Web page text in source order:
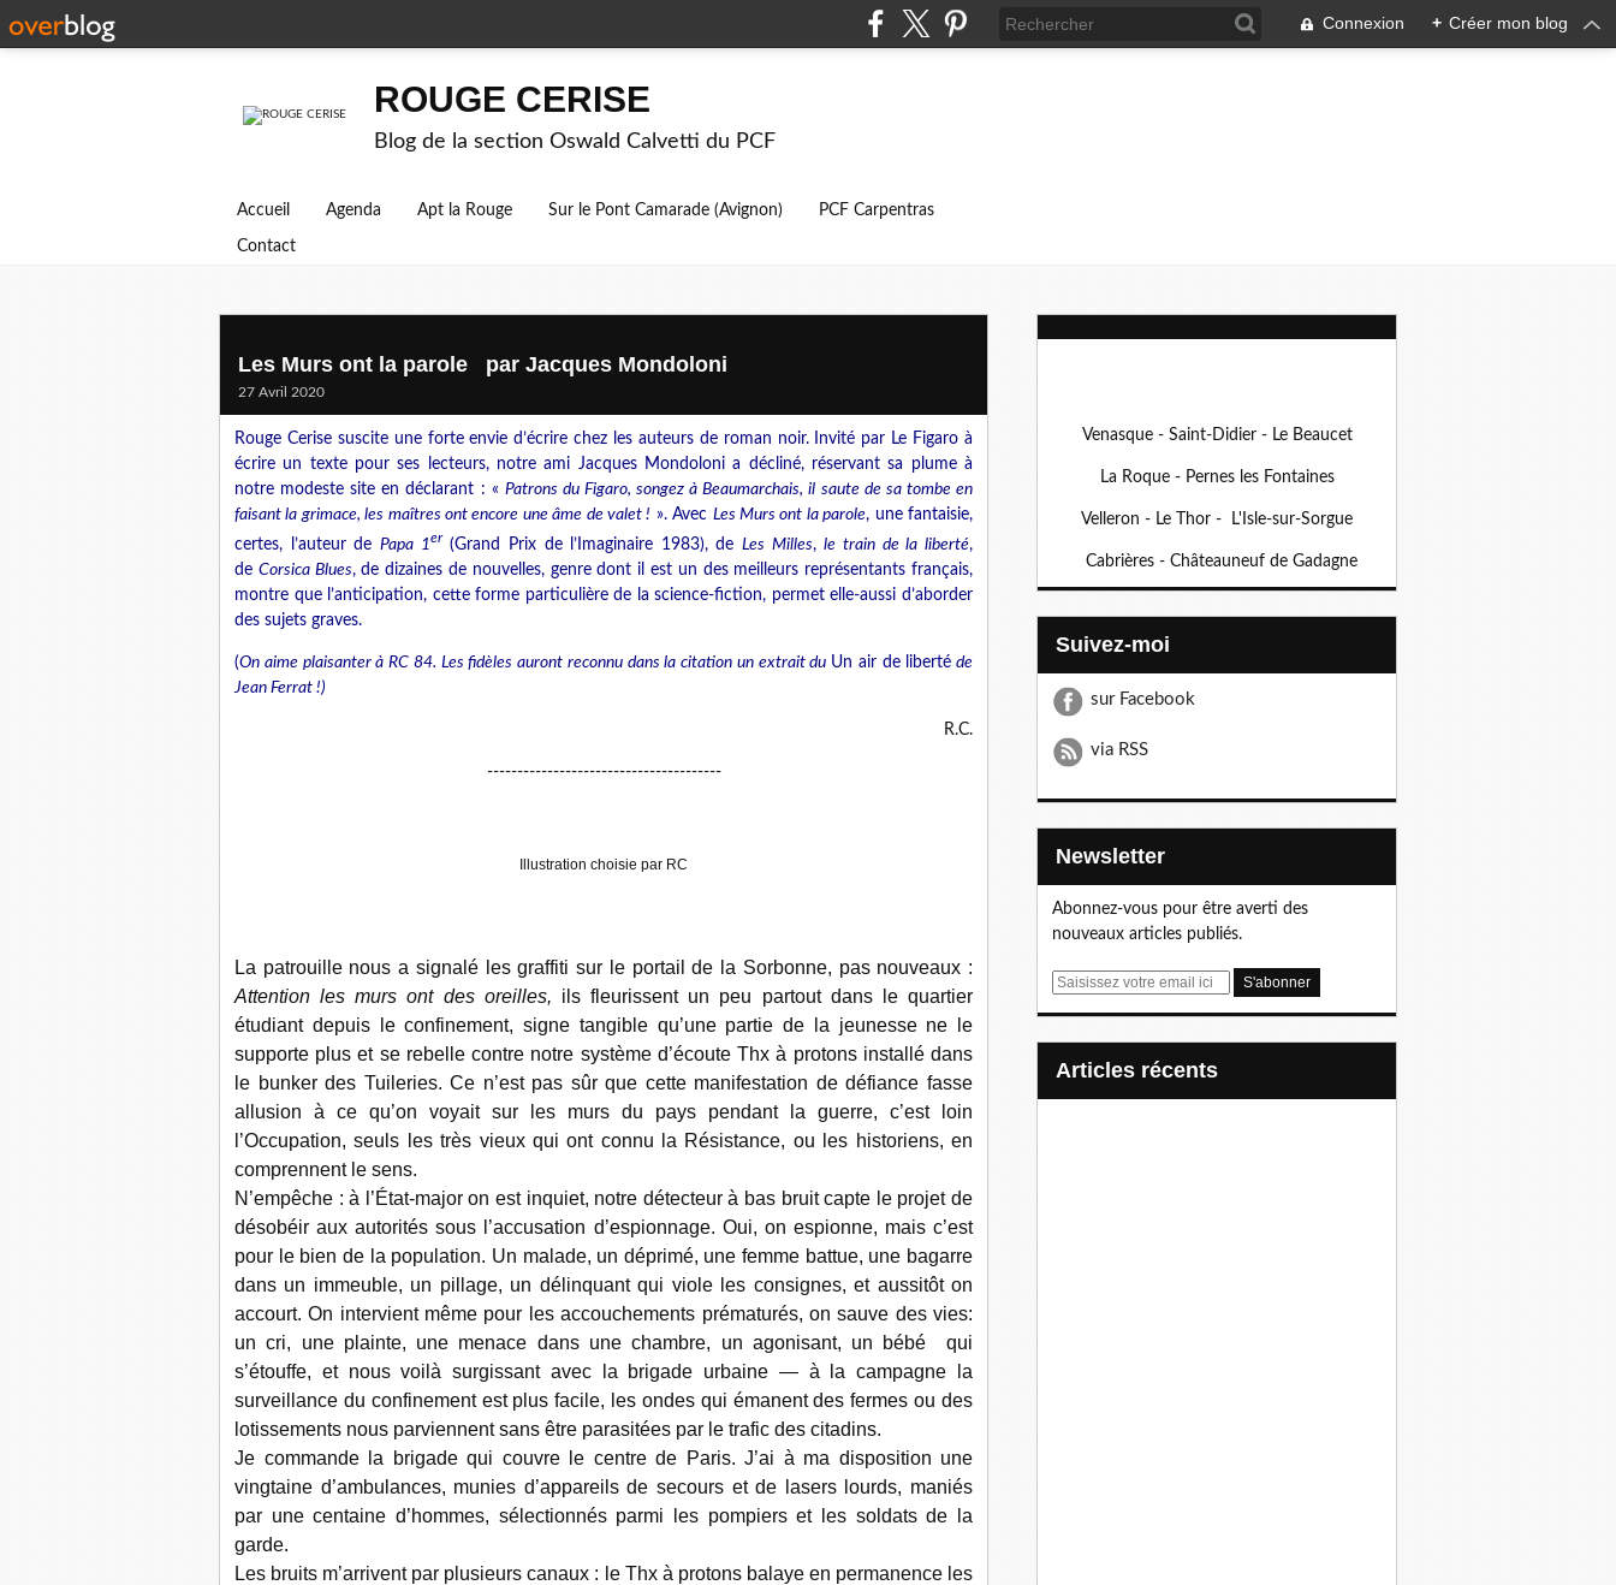
Connexion + Créer mon blog
ROUGE CERISE
Blog de la section Oswald Calvetti du PCF
Accueil Agenda Apt la Rouge Sur le Pont Camarade (Avignon) PCF Carpentras
Contact
Les Murs ont la parole par Jacques Mondoloni
27 Avril 2020
Rouge Cerise suscite une forte envie d’écrire chez les auteurs de roman noir. Invité par Le Figaro à
écrire un texte pour ses lecteurs, notre ami Jacques Mondoloni a décliné, réservant sa plume à
notre modeste site en déclarant : « Patrons du Figaro, songez à Beaumarchais, il saute de sa tombe en
faisant la grimace, les maîtres ont encore une âme de valet ! ». Avec Les Murs ont la parole, une fantaisie,
certes, l’auteur de Papa 1er (Grand Prix de l’Imaginaire 1983), deLes Milles,le train de la liberté,
de Corsica Blues, de dizaines de nouvelles, genre dont il est un des meilleurs représentants français,
montre que l’anticipation, cette forme particulière de la science-fiction, permet elle-aussi d’aborder
des sujets graves.
(On aime plaisanter à RC 84. Les fidèles auront reconnu dans la citation un extrait du Un air de liberté de
Jean Ferrat !)
R.C.
---------------------------------------
Illustration choisie par RC
La patrouille nous a signalé les graffiti sur le portail de la Sorbonne, pas nouveaux :
Attention les murs ont des oreilles, ils fleurissent un peu partout dans le quartier
étudiant depuis le confinement, signe tangible qu’une partie de la jeunesse ne le
supporte plus et se rebelle contre notre système d’écoute Thx à protons installé dans
le bunker des Tuileries. Ce n’est pas sûr que cette manifestation de défiance fasse
allusion à ce qu’on voyait sur les murs du pays pendant la guerre, c’est loin
l’Occupation, seuls les très vieux qui ont connu la Résistance, ou les historiens, en
comprennent le sens.
N’empêche : à l’État-major on est inquiet, notre détecteur à bas bruit capte le projet de
désobéir aux autorités sous l’accusation d’espionnage. Oui, on espionne, mais c’est
pour le bien de la population. Un malade, un déprimé, une femme battue, une bagarre
dans un immeuble, un pillage, un délinquant qui viole les consignes, et aussitôt on
accourt. On intervient même pour les accouchements prématurés, on sauve des vies:
un cri, une plainte, une menace dans une chambre, un agonisant, un bébé qui
s’étouffe, et nous voilà surgissant avec la brigade urbaine — à la campagne la
surveillance du confinement est plus facile, les ondes qui émanent des fermes ou des
lotissements nous parviennent sans être parasitées par le trafic des citadins.
Je commande la brigade qui couvre le centre de Paris. J’ai à ma disposition une
vingtaine d’ambulances, munies d’appareils de secours et de lasers lourds, maniés
par une centaine d’hommes, sélectionnés parmi les pompiers et les soldats de la
garde.
Les bruits m’arrivent par plusieurs canaux : le Thx à protons balaye en permanence les
Venasque - Saint-Didier - Le Beaucet
La Roque - Pernes les Fontaines
Velleron - Le Thor - L'Isle-sur-Sorgue
Cabrières - Châteauneuf de Gadagne
Suivez-moi
sur Facebook
via RSS
Newsletter
Abonnez-vous pour être averti des
nouveaux articles publiés.
E
articles récents